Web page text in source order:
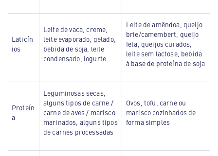
Laticín
ios
Leite de vaca, creme,
leite evaporado, gelado,
bebida de soja, leite
condensado, iogurte
Leite de amêndoa, queijo
brie/camembert, queijo
feta, queijos curados,
leite sem lactose, bebida
à base de proteína de soja
Proteín
a
Leguminosas secas,
alguns tipos de carne /
carne de aves / marisco
marinados, alguns tipos
de carnes processadas
Ovos, tofu, carne ou
marisco cozinhados de
forma simples